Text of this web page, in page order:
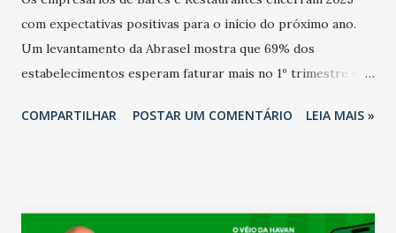
com expectativas positivas para o início do próximo ano.
Um levantamento da Abrasel mostra que 69% dos
estabelecimentos esperam faturar mais no 1º trimestre de
relação ao último trimestre deste ano, 56% também
confraternizações de fim de ano e pelo pagamento do 13º
COMPARTILHAR POSTAR UM COMENTÁRIO LEIA MAIS »